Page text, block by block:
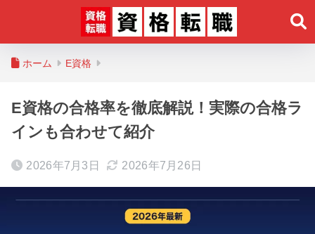
ホーム E資格
E資格の合格率を徹底解説！実際の合格ラ
インも合わせて紹介
2026年7月3日 2026年7月26日